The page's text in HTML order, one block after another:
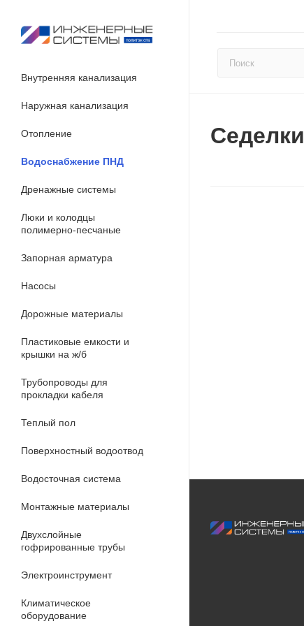
Внутренняя канализация
Наружная канализация
Отопление
Водоснабжение ПНД
Дренажные системы
Люки и колодцы
полимерно-песчаные
Запорная арматура
Насосы
Дорожные материалы
Пластиковые емкости и
крышки на ж/б
Трубопроводы для
прокладки кабеля
Теплый пол
Поверхностный водоотвод
Водосточная система
Монтажные материалы
Двухслойные
гофрированные трубы
Электроинструмент
Климатическое
оборудование
Седелки